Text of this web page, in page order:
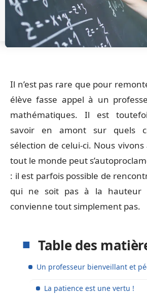
Il n’est pas rare que pour
élève fasse appel à un
mathématiques. Il est
savoir en amont sur quels
sélection de celui-ci. Nous
tout le monde peut
: il est parfois possible de
qui ne soit pas à la hauteur
convienne tout simplement pas.
Table des
Un professeur bienveillant et
La patience est une vertu !